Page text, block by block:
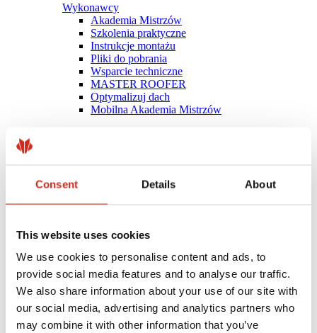
Consent Details About
This website uses cookies
We use cookies to personalise content and ads, to
provide social media features and to analyse our traffic.
We also share information about your use of our site with
our social media, advertising and analytics partners who
may combine it with other information that you’ve
Wykonawcy
Akademia Mistrzów
Szkolenia praktyczne
Instrukcje montażu
Pliki do pobrania
Wsparcie techniczne
MASTER ROOFER
Optymalizuj dach
Mobilna Akademia Mistrzów